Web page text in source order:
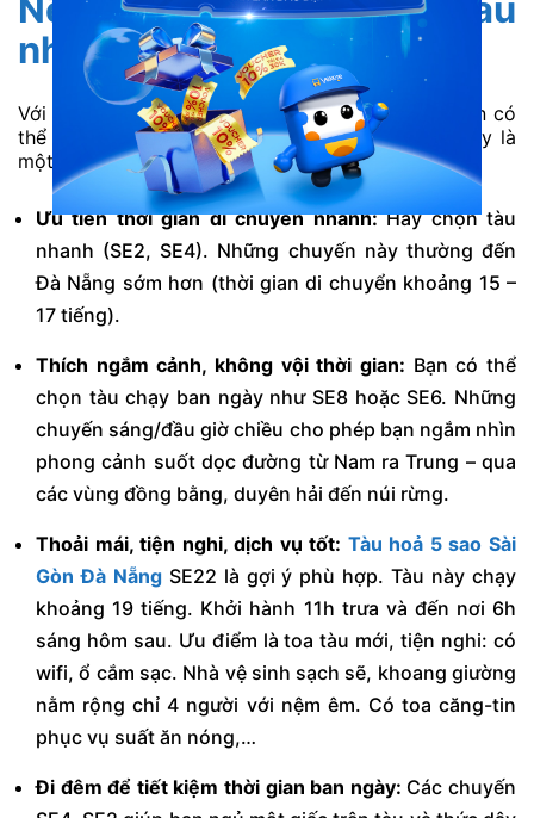
nhanh hay tàu chậm
Với nhiều chuyến tàu và khung giờ khác nhau, bạn có
thể phân vân nên chọn tàu nào phù hợp. Dưới đây là
một số gợi ý chọn tàu từ Vexere:
Ưu tiên thời gian di chuyển nhanh:Hãy chọn tàu
nhanh (SE2, SE4). Những chuyến này thường đến
Đà Nẵng sớm hơn (thời gian di chuyển khoảng 15 –
17 tiếng).
Thích ngắm cảnh, không vội thời gian: Bạn có thể
chọn tàu chạy ban ngày như SE8 hoặc SE6. Những
chuyến sáng/đầu giờ chiều cho phép bạn ngắm nhìn
phong cảnh suốt dọc đường từ Nam ra Trung – qua
các vùng đồng bằng, duyên hải đến núi rừng.
Thoải mái, tiện nghi, dịch vụ tốt: Tàu hoả 5 sao Sài
Gòn Đà NẵngSE22 là gợi ý phù hợp. Tàu này chạy
khoảng 19 tiếng. Khởi hành 11h trưa và đến nơi 6h
sáng hôm sau. Ưu điểm là toa tàu mới, tiện nghi: có
wifi, ổ cắm sạc. Nhà vệ sinh sạch sẽ, khoang giường
nằm rộng chỉ 4 người với nệm êm. Có toa căng-tin
phục vụ suất ăn nóng,…
Đi đêm để tiết kiệm thời gian ban ngày: Các chuyến